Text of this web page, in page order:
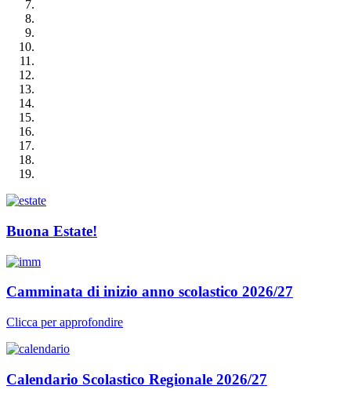
Buona Estate!
Camminata di inizio anno scolastico 2026/27
Clicca per approfondire
Calendario Scolastico Regionale 2026/27